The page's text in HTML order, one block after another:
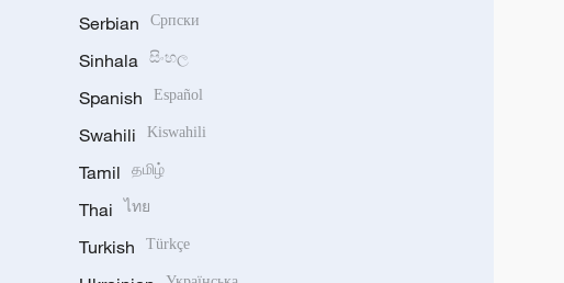
Serbian Српски
Sinhala සිංහල
Spanish Español
Swahili Kiswahili
Tamil தமிழ்
Thai ไทย
Turkish Türkçe